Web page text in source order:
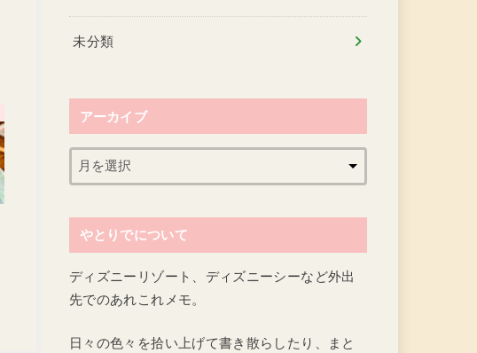
未分類
アーカイブ
やとりでについて
ディズニーリゾート、ディズニーシーなど外出
先でのあれこれメモ。
日々の色々を拾い上げて書き散らしたり、まと